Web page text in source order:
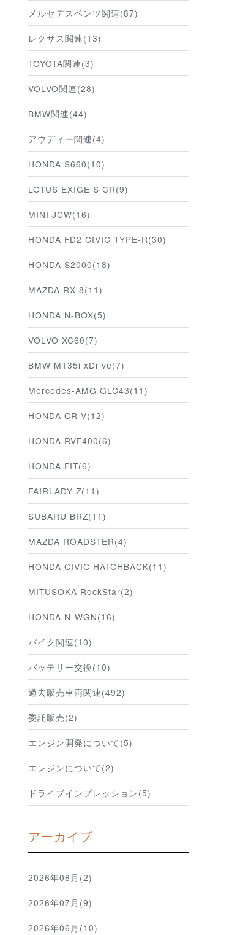
メルセデスベンツ関連(87)
レクサス関連(13)
TOYOTA関連(3)
VOLVO関連(28)
BMW関連(44)
アウディー関連(4)
HONDA S660(10)
LOTUS EXIGE S CR(9)
MINI JCW(16)
HONDA FD2 CIVIC TYPE-R(30)
HONDA S2000(18)
MAZDA RX-8(11)
HONDA N-BOX(5)
VOLVO XC60(7)
BMW M135i xDrive(7)
Mercedes-AMG GLC43(11)
HONDA CR-V(12)
HONDA RVF400(6)
HONDA FIT(6)
FAIRLADY Z(11)
SUBARU BRZ(11)
MAZDA ROADSTER(4)
HONDA CIVIC HATCHBACK(11)
MITUSOKA RockStar(2)
HONDA N-WGN(16)
バイク関連(10)
バッテリー交換(10)
過去販売車両関連(492)
委託販売(2)
エンジン開発について(5)
エンジンについて(2)
ドライブインプレッション(5)
アーカイブ
2026年08月(2)
2026年07月(9)
2026年06月(10)